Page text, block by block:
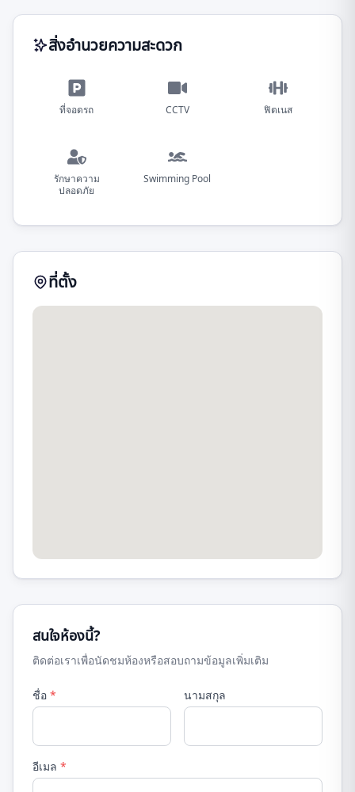
สิ่งอำนวยความสะดวก
ที่จอดรถ CCTV ฟิตเนส
รักษาความ
ปลอดภัย
Swimming Pool
ที่ตั้ง
สนใจห้องนี้?
ติดต่อเราเพื่อนัดชมห้องหรือสอบถามข้อมูลเพิ่มเติม
ชื่อ * นามสกุล
อีเมล *